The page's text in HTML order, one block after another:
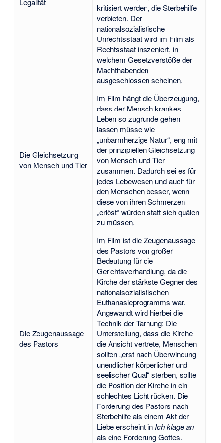
Legalität
kritisiert werden, die Sterbehilfe
verbieten. Der
nationalsozialistische
Unrechtsstaat wird im Film als
Rechtsstaat inszeniert, in
welchem Gesetzverstöße der
Machthabenden
ausgeschlossen scheinen.
Die Gleichsetzung
von Mensch und Tier
Im Film hängt die Überzeugung,
dass der Mensch krankes
Leben so zugrunde gehen
lassen müsse wie
„unbarmherzige Natur“, eng mit
der prinzipiellen Gleichsetzung
von Mensch und Tier
zusammen. Dadurch sei es für
jedes Lebewesen und auch für
den Menschen besser, wenn
diese von ihren Schmerzen
„erlöst“ würden statt sich quälen
zu müssen.
Die Zeugenaussage
des Pastors
Im Film ist die Zeugenaussage
des Pastors von großer
Bedeutung für die
Gerichtsverhandlung, da die
Kirche der stärkste Gegner des
nationalsozialistischen
Euthanasieprogramms war.
Angewandt wird hierbei die
Technik der Tarnung: Die
Unterstellung, dass die Kirche
die Ansicht vertrete, Menschen
sollten „erst nach Überwindung
unendlicher körperlicher und
seelischer Qual“ sterben, sollte
die Position der Kirche in ein
schlechtes Licht rücken. Die
Forderung des Pastors nach
Sterbehilfe als einem Akt der
Liebe erscheint inIch klage an
als eine Forderung Gottes.